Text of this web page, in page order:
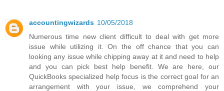
accountingwizards 10/05/2018
Numerous time new client difficult to deal with get more
issue while utilizing it. On the off chance that you can
looking any issue while chipping away at it and need to help
and you can pick best help benefit. We are here, our
QuickBooks specialized help focus is the correct goal for an
arrangement with your issue, we comprehend your